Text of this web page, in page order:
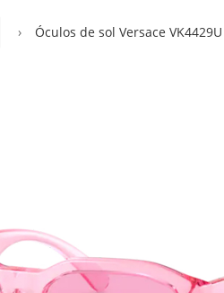
Óculos de sol Versace